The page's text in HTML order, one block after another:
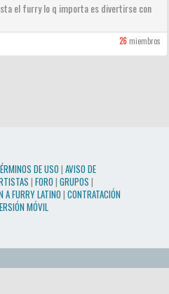
el furry lo q importa es divertirse con
26miembros
DE USO | AVISO DE
| FORO | GRUPOS |
A FURRY LATINO | CONTRATACIÓN
MÓVIL